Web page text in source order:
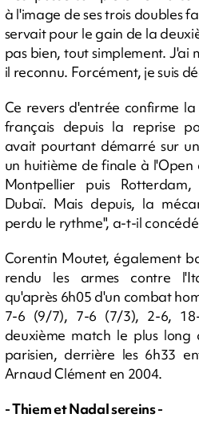
à l'image de ses trois doubles
servait pour le gain de la
pas bien, tout simplement. J'ai
il reconnu. Forcément, je suis
Ce revers d'entrée confirme
français depuis la reprise
avait pourtant démarré sur
un huitième de finale à
Montpellier puis
Dubaï. Mais depuis, la
perdu le rythme", a-t-il
Corentin Moutet, également
rendu les armes contre
qu'après 6h05 d'un combat
7-6 (9/7), 7-6 (7/3), 2-6,
deuxième match le plus long
parisien, derrière les 6h33
Arnaud Clément en 2004.
- Thiem et Nadal sereins -